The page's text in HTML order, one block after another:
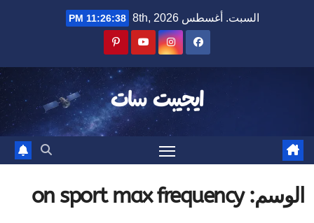
السبت. أغسطس 8th, 2026 11:26:38 PM
ايجيبت سات
الوسم:on sport max frequency